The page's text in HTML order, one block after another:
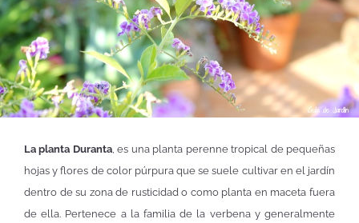
La planta Duranta, es una planta perenne tropical de pequeñas
hojas y flores de color púrpura que se suele cultivar en el jardín
dentro de su zona de rusticidad o como planta en maceta fuera
de ella. Pertenece a la familia de la verbena y generalmente